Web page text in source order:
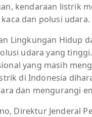
kendaraan listrik
dan polusi udara.
Lingkungan Hidup
udara yang
yang masih
di Indonesia
dan mengurangi
Direktur Jenderal